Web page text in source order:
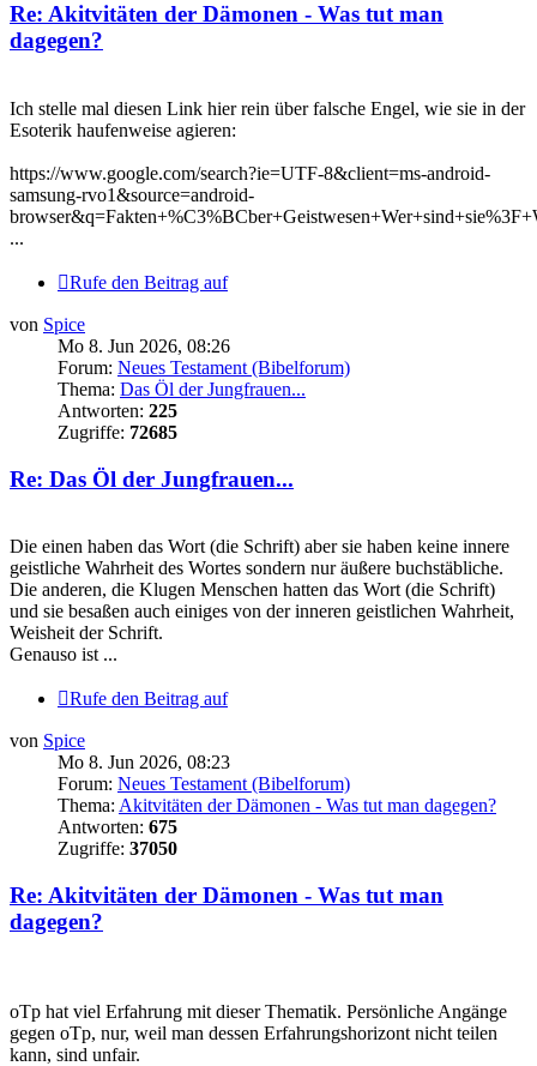
Re: Akitvitäten der Dämonen - Was tut man
dagegen?
Ich stelle mal diesen Link hier rein über falsche Engel, wie sie in der
Esoterik haufenweise agieren:
https://www.google.com/search?ie=UTF-8&client=ms-android-
samsung-rvo1&source=android-
...
Rufe den Beitrag auf
von Spice
Mo 8. Jun 2026, 08:26
Forum: Neues Testament (Bibelforum)
Thema: Das Öl der Jungfrauen...
Antworten: 225
Zugriffe: 72685
Re: Das Öl der Jungfrauen...
Die einen haben das Wort (die Schrift) aber sie haben keine innere
geistliche Wahrheit des Wortes sondern nur äußere buchstäbliche.
Die anderen, die Klugen Menschen hatten das Wort (die Schrift)
und sie besaßen auch einiges von der inneren geistlichen Wahrheit,
Weisheit der Schrift.
Genauso ist ...
Rufe den Beitrag auf
von Spice
Mo 8. Jun 2026, 08:23
Forum: Neues Testament (Bibelforum)
Thema: Akitvitäten der Dämonen - Was tut man dagegen?
Antworten: 675
Zugriffe: 37050
Re: Akitvitäten der Dämonen - Was tut man
dagegen?
oTp hat viel Erfahrung mit dieser Thematik. Persönliche Angänge
gegen oTp, nur, weil man dessen Erfahrungshorizont nicht teilen
kann, sind unfair.